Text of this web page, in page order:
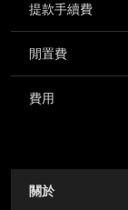
提款手續費
閒置費
費用
關於